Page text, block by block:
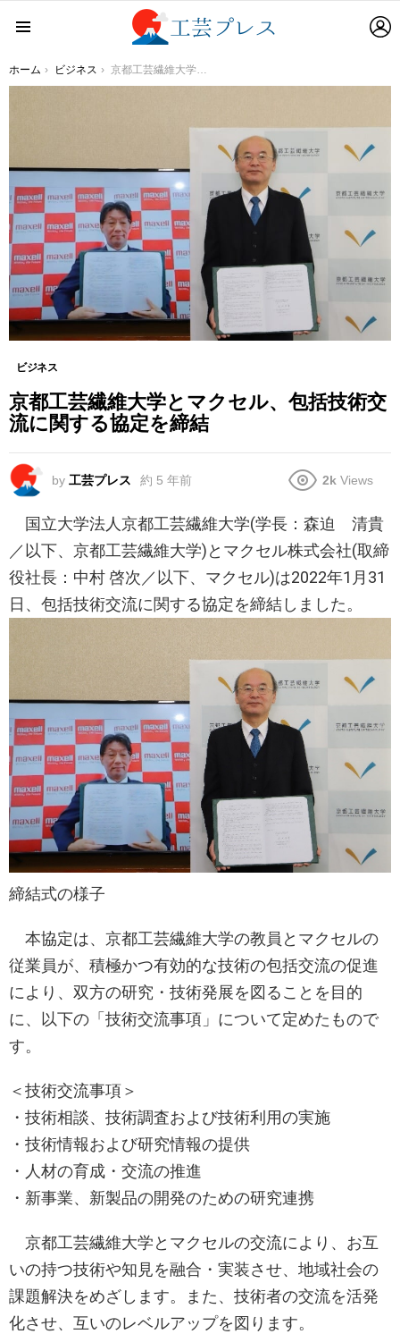
You are here:
ホーム ビジネス 京都工芸繊維大学とマクセル、包括技術交流に関する協定を締結
ビジネス
京都工芸繊維大学とマクセル、包括技術交
流に関する協定を締結
by 工芸プレス 約 5 年前 2k Views
国立大学法人京都工芸繊維大学(学長：森迫 清貴
／以下、京都工芸繊維大学)とマクセル株式会社(取締
役社長：中村 啓次／以下、マクセル)は2022年1月31
日、包括技術交流に関する協定を締結しました。
締結式の様子
本協定は、京都工芸繊維大学の教員とマクセルの
従業員が、積極かつ有効的な技術の包括交流の促進
により、双方の研究・技術発展を図ることを目的
に、以下の「技術交流事項」について定めたもので
す。
＜技術交流事項＞
・技術相談、技術調査および技術利用の実施
・技術情報および研究情報の提供
・人材の育成・交流の推進
・新事業、新製品の開発のための研究連携
京都工芸繊維大学とマクセルの交流により、お互
いの持つ技術や知見を融合・実装させ、地域社会の
課題解決をめざします。また、技術者の交流を活発
化させ、互いのレベルアップを図ります。